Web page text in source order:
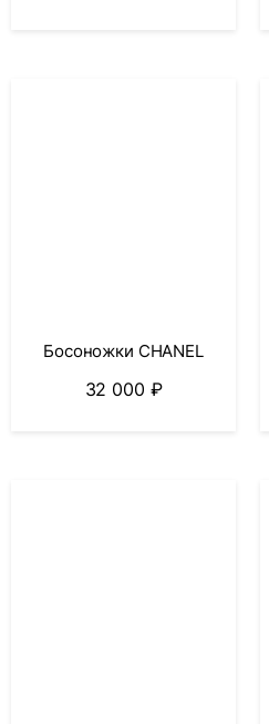
Босоножки CHANEL
32 000 ₽